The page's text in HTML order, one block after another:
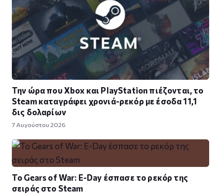
Την ώρα που Xbox και PlayStation πιέζονται, το
Steam καταγράφει χρονιά-ρεκόρ με έσοδα 11,1
δις δολαρίων
7 Αυγούστου 2026
Το Gears of War: E-Day έσπασε το ρεκόρ της
σειράς στο Steam